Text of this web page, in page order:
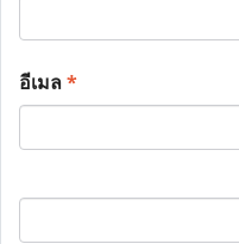
อีเมล*